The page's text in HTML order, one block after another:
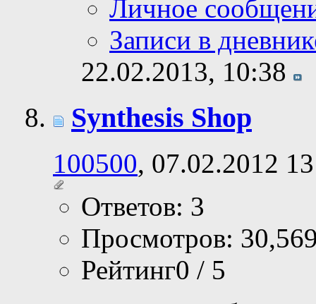
Личное
Записи в
22.02.2013, 10:38
Synthesis Shop
100500, 07.02.2012
Ответов: 3
Просмотров:
Рейтинг0 / 5